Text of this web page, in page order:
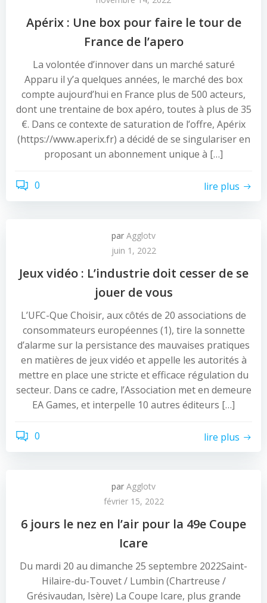
Apérix : Une box pour faire le tour de
France de l’apero
La volontée d’innover dans un marché saturé
Apparu il y’a quelques années, le marché des box
compte aujourd’hui en France plus de 500 acteurs,
dont une trentaine de box apéro, toutes à plus de 35
€. Dans ce contexte de saturation de l’offre, Apérix
(https://www.aperix.fr) a décidé de se singulariser en
proposant un abonnement unique à […]
0 lire plus
par Agglotv
juin 1, 2022
Jeux vidéo : L’industrie doit cesser de se
jouer de vous
L’UFC-Que Choisir, aux côtés de 20 associations de
consommateurs européennes (1), tire la sonnette
d’alarme sur la persistance des mauvaises pratiques
en matières de jeux vidéo et appelle les autorités à
mettre en place une stricte et efficace régulation du
secteur. Dans ce cadre, l’Association met en demeure
EA Games, et interpelle 10 autres éditeurs […]
0 lire plus
par Agglotv
février 15, 2022
6 jours le nez en l’air pour la 49e Coupe
Icare
Du mardi 20 au dimanche 25 septembre 2022Saint-
Hilaire-du-Touvet / Lumbin (Chartreuse /
Grésivaudan, Isère) La Coupe Icare, plus grande